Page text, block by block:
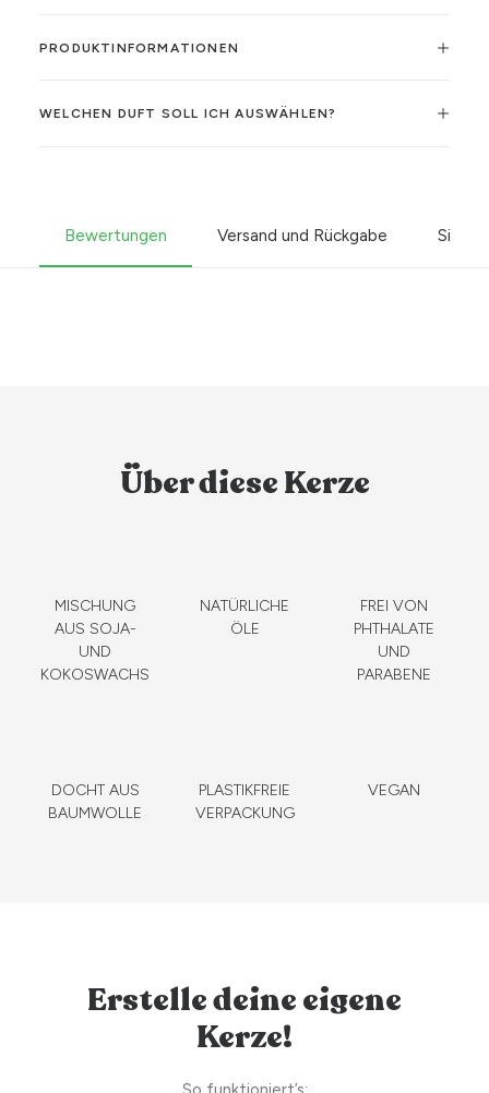
PRODUKTINFORMATIONEN
WELCHEN DUFT SOLL ICH AUSWÄHLEN?
Bewertungen Versand und Rückgabe
Über diese Kerze
MISCHUNG
AUS SOJA-
UND
KOKOSWACHS
NATÜRLICHE
ÖLE
FREI VON
PHTHALATE
UND
PARABENE
DOCHT AUS
BAUMWOLLE
PLASTIKFREIE
VERPACKUNG
VEGAN
Erstelle deine eigene
Kerze!